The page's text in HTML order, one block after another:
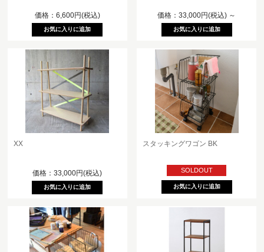
価格：6,600円(税込) 価格：33,000円(税込) ～
XX
価格：33,000円(税込)
スタッキングワゴン BK
SOLDOUT